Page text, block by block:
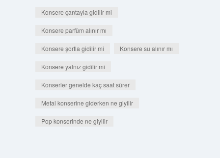
Konsere çantayla gidilir mi
Konsere parfüm alınır mı
Konsere şortla gidilir mi Konsere su alınır mı
Konsere yalnız gidilir mi
Konserler genelde kaç saat sürer
Metal konserine giderken ne giyilir
Pop konserinde ne giyilir